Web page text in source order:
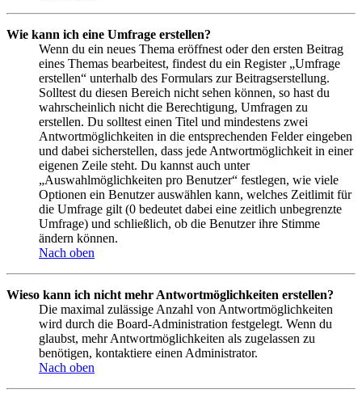
Wie kann ich eine Umfrage erstellen?
Wenn du ein neues Thema eröffnest oder den ersten Beitrag
eines Themas bearbeitest, findest du ein Register „Umfrage
erstellen“ unterhalb des Formulars zur Beitragserstellung.
Solltest du diesen Bereich nicht sehen können, so hast du
wahrscheinlich nicht die Berechtigung, Umfragen zu
erstellen. Du solltest einen Titel und mindestens zwei
Antwortmöglichkeiten in die entsprechenden Felder eingeben
und dabei sicherstellen, dass jede Antwortmöglichkeit in einer
eigenen Zeile steht. Du kannst auch unter
„Auswahlmöglichkeiten pro Benutzer“ festlegen, wie viele
Optionen ein Benutzer auswählen kann, welches Zeitlimit für
die Umfrage gilt (0 bedeutet dabei eine zeitlich unbegrenzte
Umfrage) und schließlich, ob die Benutzer ihre Stimme
ändern können.
Nach oben
Wieso kann ich nicht mehr Antwortmöglichkeiten erstellen?
Die maximal zulässige Anzahl von Antwortmöglichkeiten
wird durch die Board-Administration festgelegt. Wenn du
glaubst, mehr Antwortmöglichkeiten als zugelassen zu
benötigen, kontaktiere einen Administrator.
Nach oben